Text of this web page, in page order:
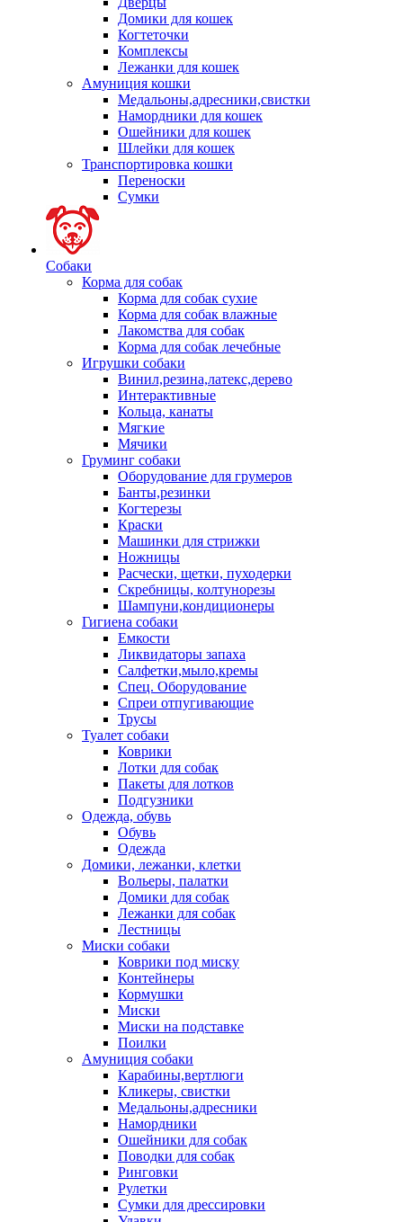
Домики для кошек
Когтеточки
Комплексы
Лежанки для кошек
Амуниция кошки
Медальоны,адресники,свистки
Намордники для кошек
Ошейники для кошек
Шлейки для кошек
Транспортировка кошки
Переноски
Сумки
Собаки
Корма для собак
Корма для собак сухие
Корма для собак влажные
Лакомства для собак
Корма для собак лечебные
Игрушки собаки
Винил,резина,латекс,дерево
Интерактивные
Кольца, канаты
Мягкие
Мячики
Груминг собаки
Оборудование для грумеров
Банты,резинки
Когтерезы
Краски
Машинки для стрижки
Ножницы
Расчески, щетки, пуходерки
Скребницы, колтунорезы
Шампуни,кондиционеры
Гигиена собаки
Емкости
Ликвидаторы запаха
Салфетки,мыло,кремы
Спец. Оборудование
Спреи отпугивающие
Трусы
Туалет собаки
Коврики
Лотки для собак
Пакеты для лотков
Подгузники
Одежда, обувь
Обувь
Одежда
Домики, лежанки, клетки
Вольеры, палатки
Домики для собак
Лежанки для собак
Лестницы
Миски собаки
Коврики под миску
Контейнеры
Кормушки
Миски
Миски на подставке
Поилки
Амуниция собаки
Карабины,вертлюги
Кликеры, свистки
Медальоны,адресники
Намордники
Ошейники для собак
Поводки для собак
Ринговки
Рулетки
Сумки для дрессировки